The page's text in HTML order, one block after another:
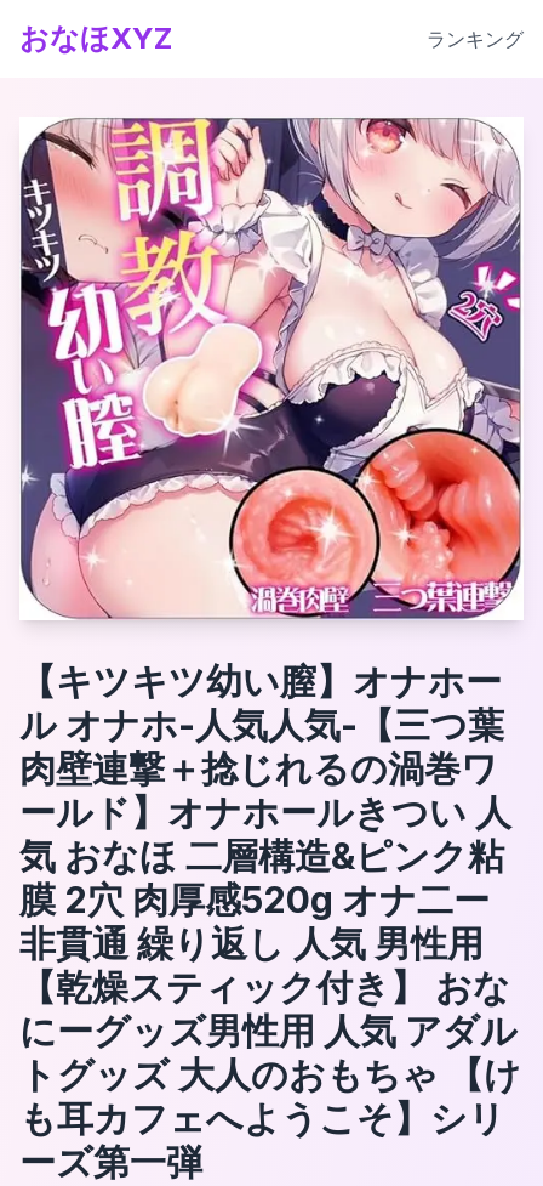
おなほXYZ ランキング
【キツキツ幼い膣】オナホー
ル オナホ-人気人気-【三つ葉
肉壁連撃＋捻じれるの渦巻ワ
ールド】オナホールきつい 人
気 おなほ 二層構造&ピンク粘
膜 2穴 肉厚感520g オナ二ー
非貫通 繰り返し 人気 男性用
【乾燥スティック付き】 おな
にーグッズ男性用 人気 アダル
トグッズ 大人のおもちゃ 【け
も耳カフェへようこそ】シリ
ーズ第一弾